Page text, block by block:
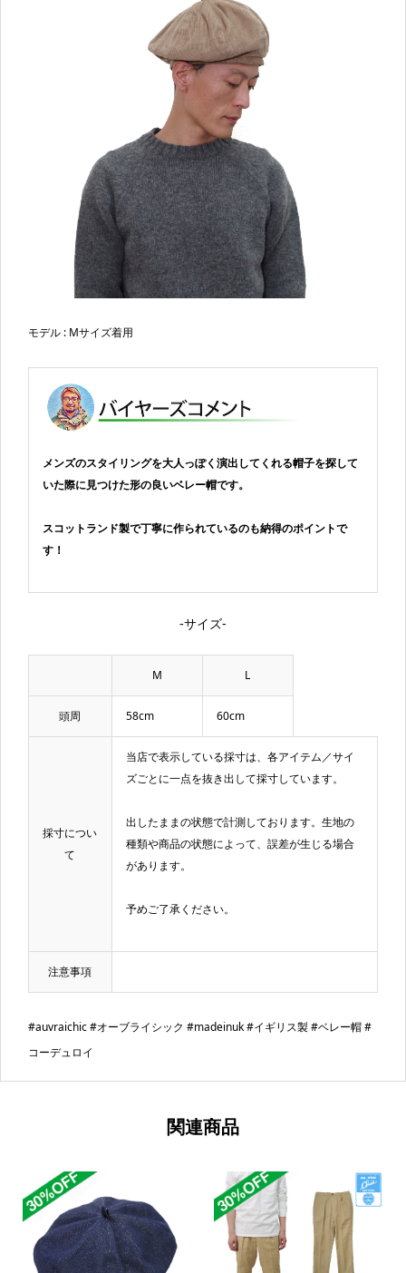
モデル : Mサイズ着用
メンズのスタイリングを大人っぽく演出してくれる帽子を探して
いた際に見つけた形の良いベレー帽です。
スコットランド製で丁寧に作られているのも納得のポイントで
す！
-サイズ-
M L
頭周 58cm 60cm
採寸につい
て
当店で表示している採寸は、各アイテム／サイ
ズごとに一点を抜き出して採寸しています。
出したままの状態で計測しております。生地の
種類や商品の状態によって、誤差が生じる場合
があります。
予めご了承ください。
注意事項
#auvraichic #オーブライシック #madeinuk #イギリス製 #ベレー帽 #
コーデュロイ
関連商品